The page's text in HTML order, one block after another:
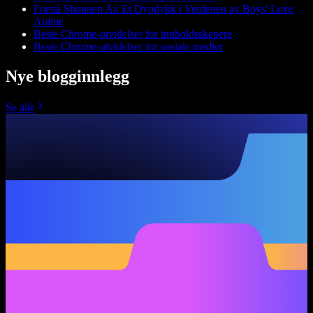
Forstå Shounen Ai: Et Dypdykk i Verdenen av Boys' Love
Anime
Beste Chrome-utvidelser for innholdsskapere
Beste Chrome-utvidelser for sosiale medier
Nye blogginnlegg
Se alle